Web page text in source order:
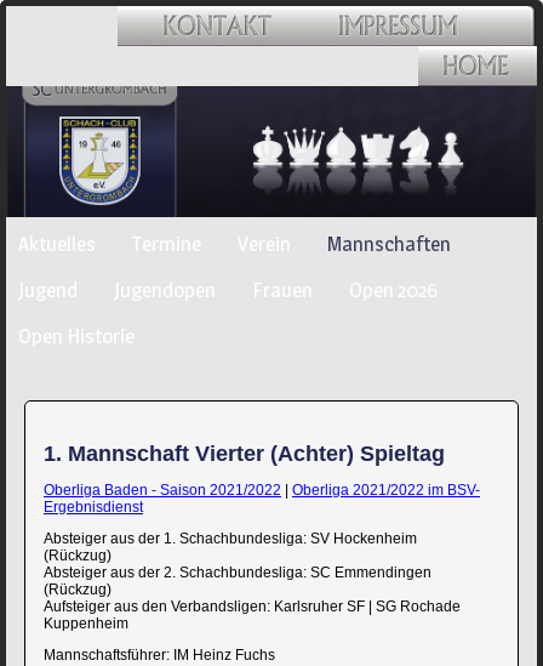
Navigation
überspringen
Aktuelles Termine Verein
Mannschaften
Jugend
Jugendopen Frauen
Open 2026
Open Historie
1. Mannschaft Vierter (Achter) Spieltag
Oberliga Baden - Saison 2021/2022
Oberliga 2021/2022 im BSV-
Ergebnisdienst
Absteiger aus der 1. Schachbundesliga: SV Hockenheim
(Rückzug)
Absteiger aus der 2. Schachbundesliga: SC Emmendingen
(Rückzug)
Aufsteiger aus den Verbandsligen: Karlsruher SF | SG Rochade
Kuppenheim
Mannschaftsführer: IM Heinz Fuchs